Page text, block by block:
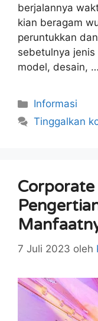
berjalannya
kian beragam
peruntukkan
sebetulnya
model, desain, …
Kategori
Informasi
Tinggalkan
7 Juli 2023 oleh